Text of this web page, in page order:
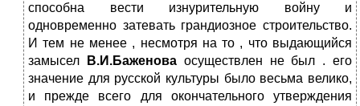
способна вести изнурительную войну и
одновременно затевать грандиозное строительство.
И тем не менее , несмотря на то , что выдающийся
замысел
В.И.Баженоваосуществлен не был . его
значение для русской культуры было весьма велико,
и прежде всего для окончательного утверждения